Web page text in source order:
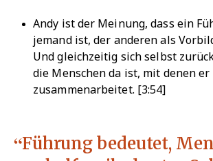
Andy ist der Meinung, dass ein
jemand ist, der anderen als
Und gleichzeitig sich selbst
die Menschen da ist, mit denen er
zusammenarbeitet. [3:54]
Führung bedeutet,